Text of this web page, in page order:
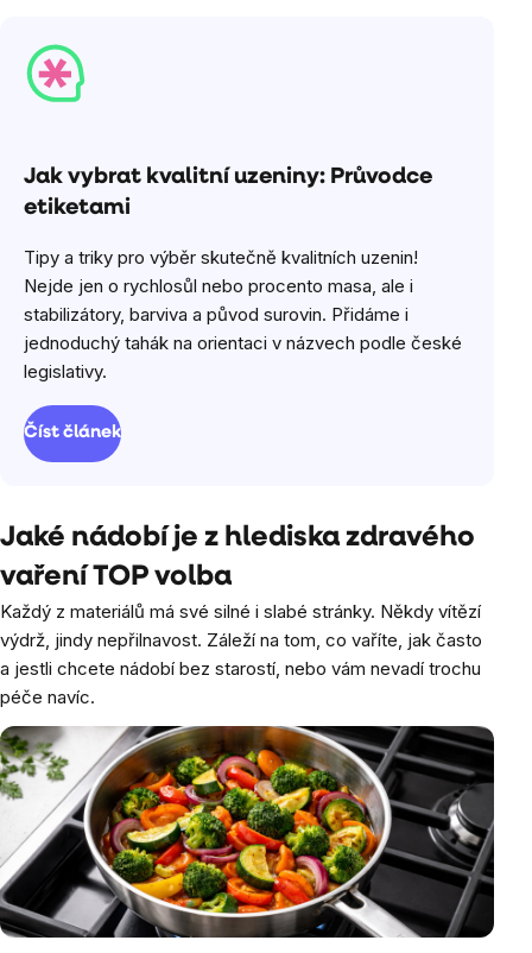
Jak vybrat kvalitní uzeniny: Průvodce
etiketami
Tipy a triky pro výběr skutečně kvalitních uzenin!
Nejde jen o rychlosůl nebo procento masa, ale i
stabilizátory, barviva a původ surovin. Přidáme i
jednoduchý tahák na orientaci v názvech podle české
legislativy.
Číst článek
Jaké nádobí je z hlediska zdravého
vaření TOP volba
Každý z materiálů má své silné i slabé stránky. Někdy vítězí
výdrž, jindy nepřilnavost. Záleží na tom, co vaříte, jak často
a jestli chcete nádobí bez starostí, nebo vám nevadí trochu
péče navíc.